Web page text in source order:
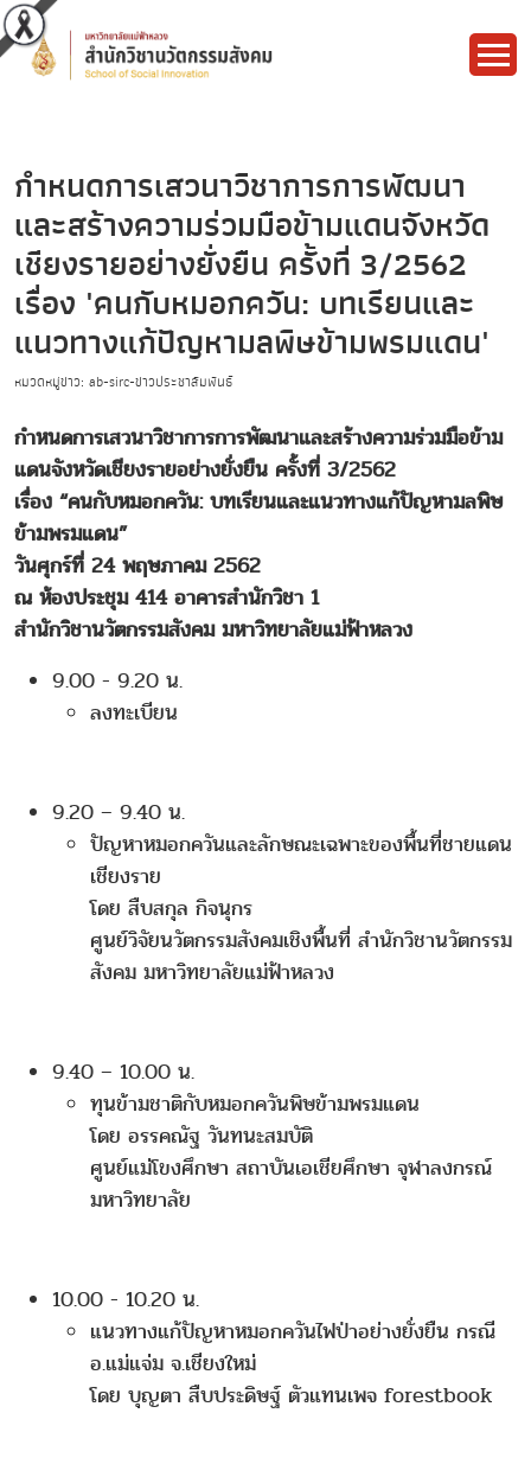
กำหนดการเสวนาวิชาการการพัฒนา
และสร้างความร่วมมือข้ามแดนจังหวัด
เชียงรายอย่างยั่งยืน ครั้งที่ 3/2562
เรื่อง 'คนกับหมอกควัน: บทเรียนและ
แนวทางแก้ปัญหามลพิษข้ามพรมแดน'
หมวดหมู่ข่าว: ab-sirc-ข่าวประชาสัมพันธ์
กำหนดการเสวนาวิชาการการพัฒนาและสร้างความร่วมมือข้าม
แดนจังหวัดเชียงรายอย่างยั่งยืน ครั้งที่ 3/2562
เรื่อง “คนกับหมอกควัน: บทเรียนและแนวทางแก้ปัญหามลพิษ
ข้ามพรมแดน”
วันศุกร์ที่ 24 พฤษภาคม 2562
ณ ห้องประชุม 414 อาคารสำนักวิชา 1
สำนักวิชานวัตกรรมสังคม มหาวิทยาลัยแม่ฟ้าหลวง
9.00 - 9.20 น.
ลงทะเบียน
9.20 – 9.40 น.
ปัญหาหมอกควันและลักษณะเฉพาะของพื้นที่ชายแดน
เชียงราย
โดย สืบสกุล กิจนุกร
ศูนย์วิจัยนวัตกรรมสังคมเชิงพื้นที่ สำนักวิชานวัตกรรม
สังคม มหาวิทยาลัยแม่ฟ้าหลวง
9.40 – 10.00 น.
ทุนข้ามชาติกับหมอกควันพิษข้ามพรมแดน
โดย อรรคณัฐ วันทนะสมบัติ
ศูนย์แม่โขงศึกษา สถาบันเอเชียศึกษา จุฬาลงกรณ์
มหาวิทยาลัย
10.00 - 10.20 น.
แนวทางแก้ปัญหาหมอกควันไฟป่าอย่างยั่งยืน กรณี
อ.แม่แจ่ม จ.เชียงใหม่
โดย บุญตา สืบประดิษฐ์ ตัวแทนเพจ forestbook